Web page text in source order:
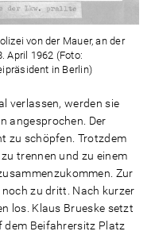
von der Mauer, an der
April 1962 (Foto:
in Berlin)
verlassen, werden sie
angesprochen. Der
zu schöpfen. Trotzdem
trennen und zu einem
Zur
zu dritt. Nach kurzer
los. Klaus Brueske setzt
dem Beifahrersitz Platz